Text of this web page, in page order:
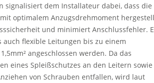
signalisiert dem Installateur dabei, dass die
optimalem Anzugsdrehmoment
und minimiert Anschlussfehler.
auch flexible Leitungen bis zu einem
angeschlossen werden. Da das
eines Spleißschutzes an den Leitern sowie
von Schrauben entfallen, wird laut